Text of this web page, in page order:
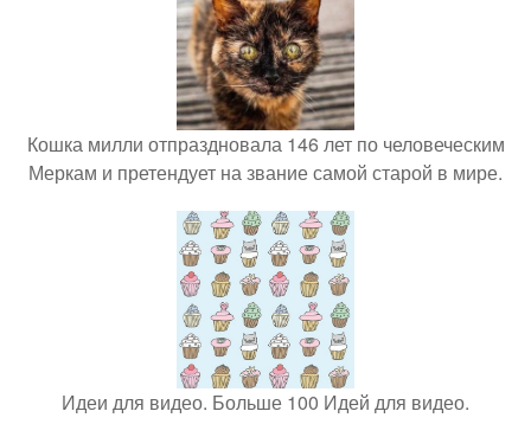
Кошка милли отпраздновала 146 лет по человеческим
Меркам и претендует на звание самой старой в мире.
Идеи для видео. Больше 100 Идей для видео.